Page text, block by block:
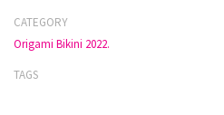
CATEGORY
Origami Bikini 2022.
TAGS